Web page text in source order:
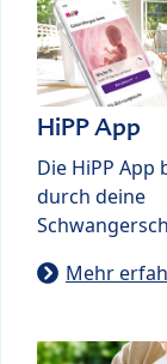
HiPP App
Die HiPP App
durch deine
Mehr